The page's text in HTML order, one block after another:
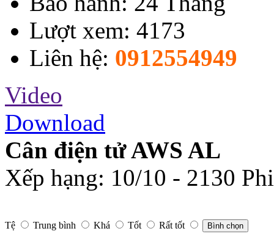
Lượt xem: 4173
Liên hệ: 0912554949
Video
Download
Cân điện tử AWS AL
Xếp hạng: 10/10 - 2130
Tệ Trung bình Khá Tốt Rất tốt Bình chọn